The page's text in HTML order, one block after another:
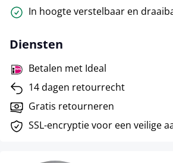
In hoogte verstelbaar en
Diensten
Betalen met Ideal
14 dagen retourrecht
Gratis retourneren
SSL-encryptie voor een veilige